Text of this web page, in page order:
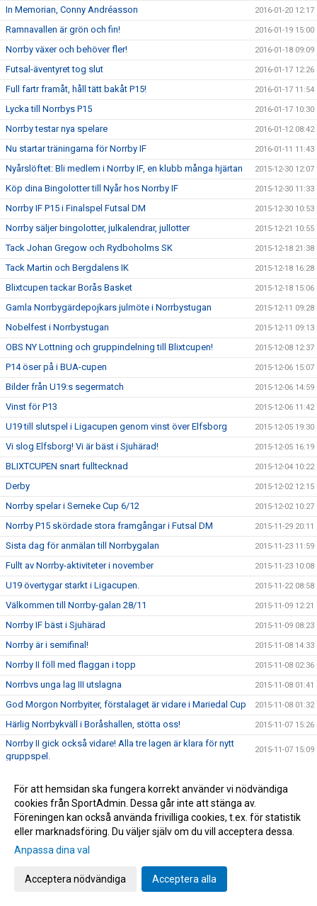
In Memorian, Conny Andréasson 2016-01-20 12:17
Ramnavallen är grön och fin! 2016-01-19 15:00
Norrby växer och behöver fler! 2016-01-18 09:09
Futsal-äventyret tog slut 2016-01-17 12:26
Full fartr framåt, håll tätt bakåt P15! 2016-01-17 11:54
Lycka till Norrbys P15 2016-01-17 10:30
Norrby testar nya spelare 2016-01-12 08:42
Nu startar träningarna för Norrby IF 2016-01-11 11:43
Nyårslöftet: Bli medlem i Norrby IF, en klubb många hjärtan 2015-12-30 12:07
Köp dina Bingolotter till Nyår hos Norrby IF 2015-12-30 11:33
Norrby IF P15 i Finalspel Futsal DM 2015-12-30 10:53
Norrby säljer bingolotter, julkalendrar, jullotter 2015-12-21 10:55
Tack Johan Gregow och Rydboholms SK 2015-12-18 21:38
Tack Martin och Bergdalens IK 2015-12-18 16:28
Blixtcupen tackar Borås Basket 2015-12-18 15:06
Gamla Norrbygärdepojkars julmöte i Norrbystugan 2015-12-11 09:28
Nobelfest i Norrbystugan 2015-12-11 09:13
OBS NY Lottning och gruppindelning till Blixtcupen! 2015-12-08 12:37
P14 öser på i BUA-cupen 2015-12-06 15:07
Bilder från U19:s segermatch 2015-12-06 14:59
Vinst för P13 2015-12-06 11:42
U19 till slutspel i Ligacupen genom vinst över Elfsborg 2015-12-05 19:30
Vi slog Elfsborg! Vi är bäst i Sjuhärad! 2015-12-05 16:19
BLIXTCUPEN snart fulltecknad 2015-12-04 10:22
Derby 2015-12-02 12:15
Norrby spelar i Serneke Cup 6/12 2015-12-02 10:27
Norrby P15 skördade stora framgångar i Futsal DM 2015-11-29 20:11
Sista dag för anmälan till Norrbygalan 2015-11-23 11:59
Fullt av Norrby-aktiviteter i november 2015-11-23 10:08
U19 övertygar starkt i Ligacupen. 2015-11-22 08:58
Välkommen till Norrby-galan 28/11 2015-11-09 12:21
Norrby IF bäst i Sjuhärad 2015-11-09 08:23
Norrby är i semifinal! 2015-11-08 14:33
Norrby II föll med flaggan i topp 2015-11-08 02:36
Norrbvs unga lag III utslagna 2015-11-08 01:41
God Morgon Norrbyiter, förstalaget är vidare i Mariedal Cup 2015-11-08 01:32
Härlig Norrbykväll i Boråshallen, stötta oss! 2015-11-07 15:26
Norrby II gick också vidare! Alla tre lagen är klara för nytt
gruppspel.
2015-11-07 15:09
11.00
Vi kan bli bättre! 2015-11-06 09:35
Tack Norrbysupporters! 32752:- från Svenska Spel 2015-11-06 09:23
Norrby föll med flaggan i topp
Sista matchen, nu avslutar vi snyggt
Öster-Norrby visas på Web-TV
För att hemsidan ska fungera korrekt använder vi nödvändiga
cookies från SportAdmin. Dessa går inte att stänga av.
Föreningen kan också använda frivilliga cookies, t.ex. för statistik
eller marknadsföring. Du väljer själv om du vill acceptera dessa.
Anpassa dina val
Acceptera nödvändiga Acceptera alla